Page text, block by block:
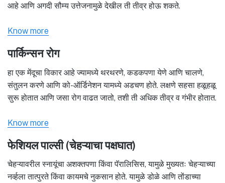
आहे आणि अगदी सौम्य उत्तेजनामुळे देखील ती तीव्र होऊ शकते.
Know more
पार्किन्सन रोग
हा एक मेंदूचा विकार आहे ज्यामध्ये थरथरणे, कडकपणा येणे आणि चालणे,
संतुलन करणे आणि को-ऑर्डिनेशन यामध्ये अडचण होते. लक्षणे सहसा हळूहळू
सुरू होतात आणि जसा रोग वाढत जातो, तशी ती अधिक तीव्र व गंभीर होतात.
Know more
फेशियल पाल्सी (चेहऱ्याचा पक्षघात)
चेहऱ्यावरील स्नायूंचा अशक्तपणा किंवा पॅरालिसिस, यामुळे मुख्यतः चेहऱ्याच्या
नर्व्हला तात्पुरते किंवा कायमचे नुकसान होते. यामुळे डोळे आणि तोंडाच्या